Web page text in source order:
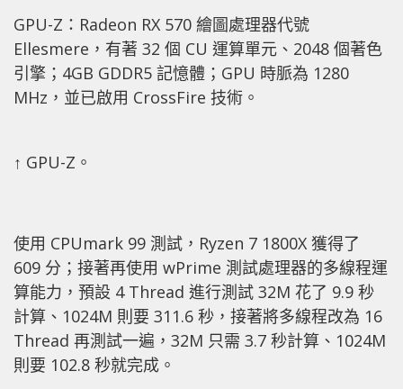
GPU-Z：Radeon RX 570 繪圖處理器代號
Ellesmere，有著 32 個 CU 運算單元、2048 個著色
引擎；4GB GDDR5 記憶體；GPU 時脈為 1280
MHz，並已啟用 CrossFire 技術。
↑ GPU-Z。
使用 CPUmark 99 測試，Ryzen 7 1800X 獲得了
609 分；接著再使用 wPrime 測試處理器的多線程運
算能力，預設 4 Thread 進行測試 32M 花了 9.9 秒
計算、1024M 則要 311.6 秒，接著將多線程改為 16
Thread 再測試一遍，32M 只需 3.7 秒計算、1024M
則要 102.8 秒就完成。